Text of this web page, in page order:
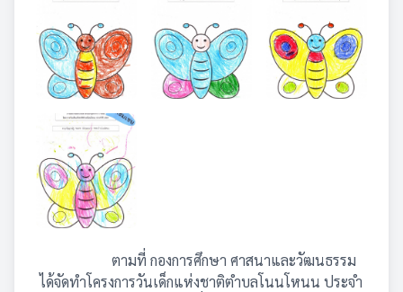
ตามที่ กองการศึกษา ศาสนาและวัฒนธรรม
ได้จัดทำโครงการวันเด็กแห่งชาติตำบลโนนโหนน ประจำ